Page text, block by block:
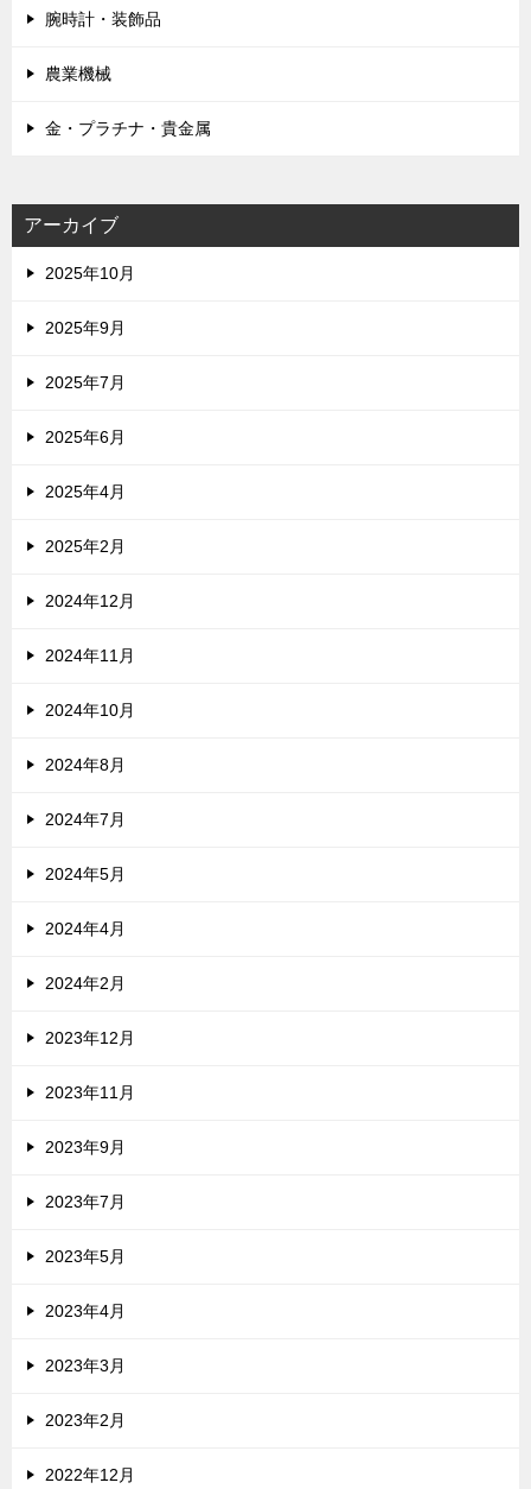
腕時計・装飾品
農業機械
金・プラチナ・貴金属
アーカイブ
2025年10月
2025年9月
2025年7月
2025年6月
2025年4月
2025年2月
2024年12月
2024年11月
2024年10月
2024年8月
2024年7月
2024年5月
2024年4月
2024年2月
2023年12月
2023年11月
2023年9月
2023年7月
2023年5月
2023年4月
2023年3月
2023年2月
2022年12月